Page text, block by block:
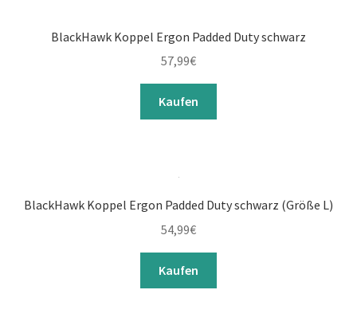
BlackHawk Koppel Ergon Padded Duty schwarz
57,99€
Kaufen
BlackHawk Koppel Ergon Padded Duty schwarz (Größe L)
54,99€
Kaufen